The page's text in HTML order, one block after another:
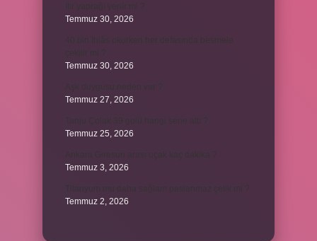
Itır yaprağı yenir mi ?
Temmuz 30, 2026
40 bin İhlâs okurken her defasında besmele
Temmuz 30, 2026
Temmuz 27, 2026
Temmuz 25, 2026
Temmuz 3, 2026
Temmuz 2, 2026